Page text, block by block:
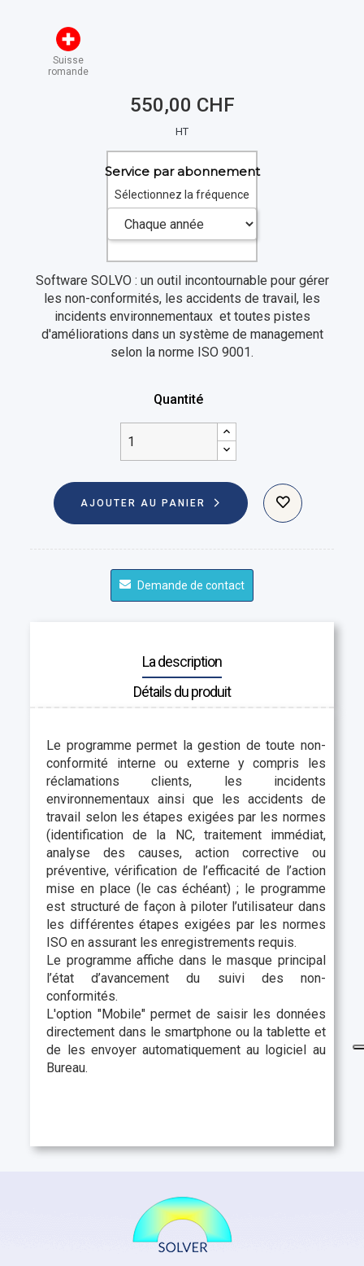
Suisse
romande
550,00 CHF
HT
Service par abonnement
Sélectionnez la fréquence
Software SOLVO : un outil incontournable pour gérer
les non-conformités, les accidents de travail, les
incidents environnementaux et toutes pistes
d'améliorations dans un système de management
selon la norme ISO 9001.
Quantité
AJOUTER AU PANIER
Demande de contact
La description
Détails du produit
Le programme permet la gestion de toute non-
conformité interne ou externe y compris les
réclamations clients, les incidents
environnementaux ainsi que les accidents de
travail selon les étapes exigées par les normes
(identification de la NC, traitement immédiat,
analyse des causes, action corrective ou
préventive, vérification de l’efficacité de l’action
mise en place (le cas échéant) ; le programme
est structuré de façon à piloter l’utilisateur dans
les différentes étapes exigées par les normes
ISO en assurant les enregistrements requis.
Le programme affiche dans le masque principal
l’état d’avancement du suivi des non-
conformités.
L'option "Mobile" permet de saisir les données
directement dans le smartphone ou la tablette et
de les envoyer automatiquement au logiciel au
Bureau.